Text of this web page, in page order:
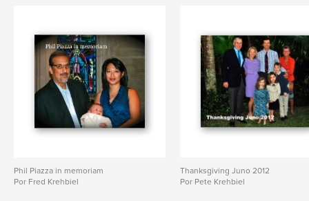
Phil Piazza in memoriam
Por Fred Krehbiel
Thanksgiving Juno 2012
Por Pete Krehbiel